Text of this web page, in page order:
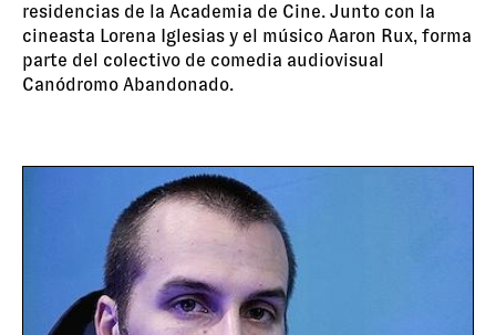
residencias de la Academia de Cine. Junto con la
cineasta Lorena Iglesias y el músico Aaron Rux, forma
parte del colectivo de comedia audiovisual
Canódromo Abandonado.